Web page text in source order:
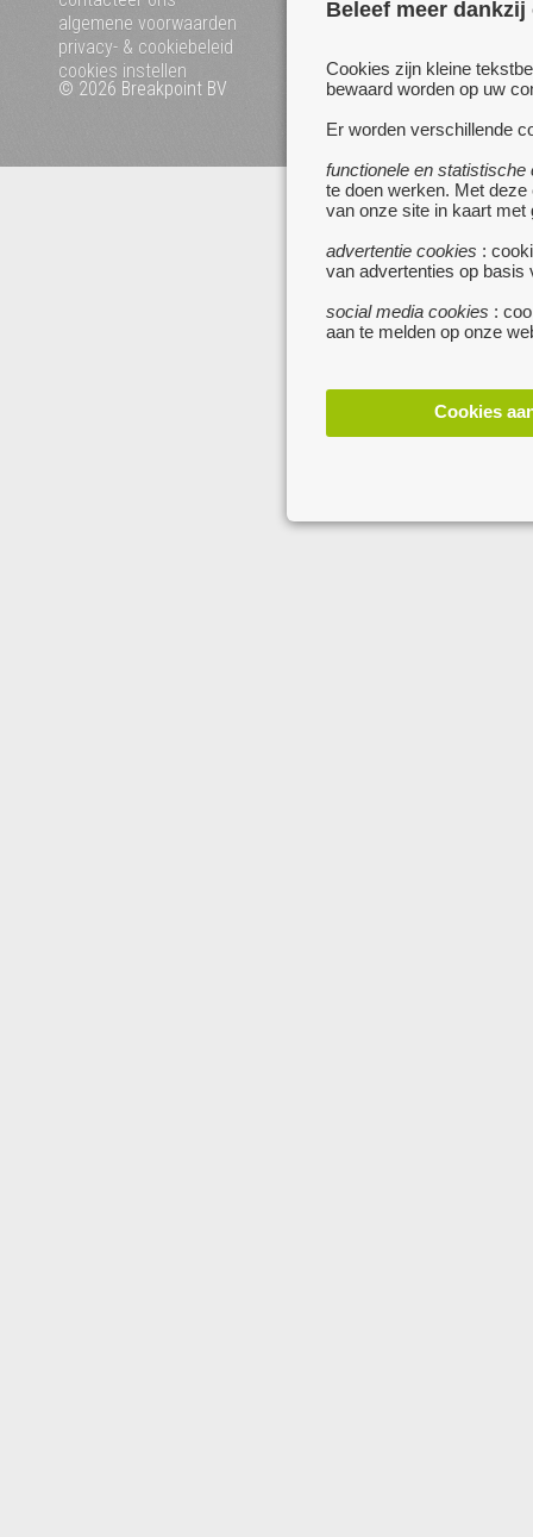
Beleef meer
Cookies zijn kleine
bewaard worden op uw
Er worden verschillende
functionele en statistische
te doen werken. Met
van onze site in kaart met
advertentie cookies :
van advertenties op basis
social media cookies :
aan te melden op onze
Cookies
algemene voorwaarden
privacy- & cookiebeleid
cookies instellen
© 2026 Breakpoint BV
Bezoek ook eens onze
www.startpagina.be
www.koken.be